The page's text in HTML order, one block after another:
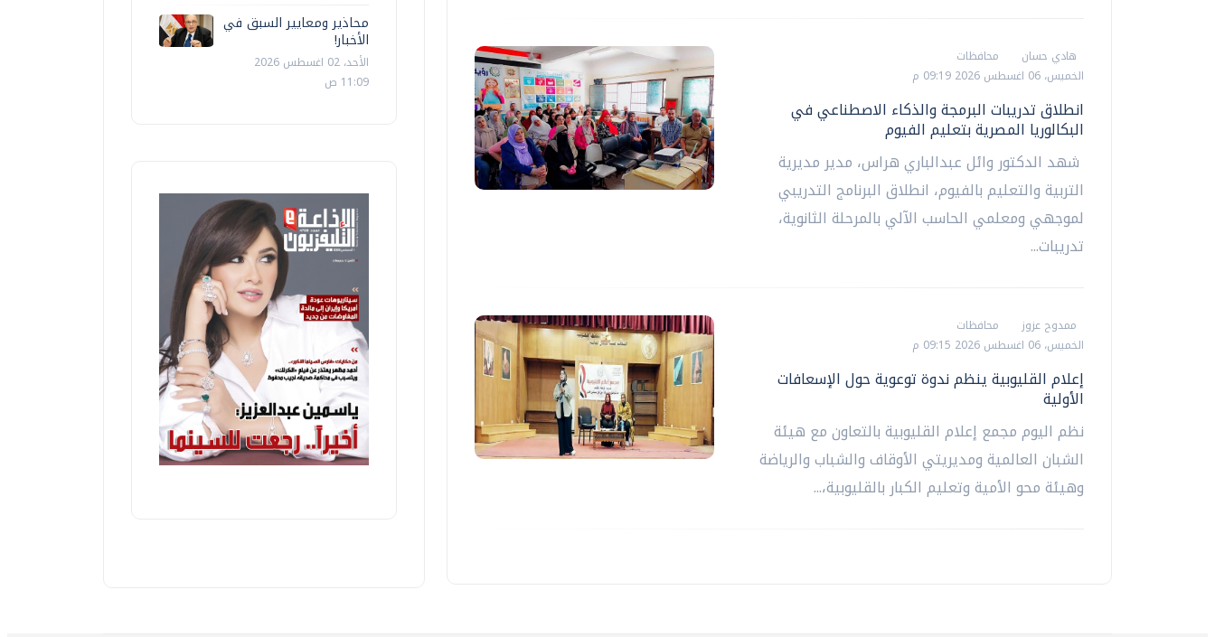
هادي حسان
محافظات
الخميس، 06 اغسطس 2026 09:19 م
انطلاق تدريبات البرمجة والذكاء الاصطناعي في
البكالوريا المصرية بتعليم الفيوم
شهد الدكتور وائل عبدالباري هراس، مدير مديرية
التربية والتعليم بالفيوم، انطلاق البرنامج التدريبي
لموجهي ومعلمي الحاسب الآلي بالمرحلة الثانوية،
تدريبات...
ممدوح عزوز
محافظات
الخميس، 06 اغسطس 2026 09:15 م
إعلام القليوبية ينظم ندوة توعوية حول الإسعافات
الأولية
نظم اليوم مجمع إعلام القليوبية بالتعاون مع هيئة
الشبان العالمية ومديريتي الأوقاف والشباب والرياضة
وهيئة محو الأمية وتعليم الكبار بالقليوبية،...
محاذير ومعايير السبق في
الأخبار!
الأحد، 02 اغسطس 2026
11:09 ص